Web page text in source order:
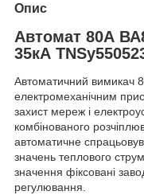
Опис
Автомат 80А
35кА
Автоматичний вимикач
електромеханічним
захист мереж і
комбінованого
автоматичне
значень теплового
значення фіксовані
регулювання.